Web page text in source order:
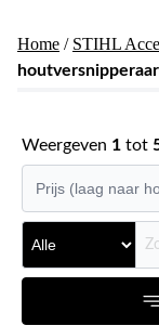
Home / STIHL
Weergeven 1 tot